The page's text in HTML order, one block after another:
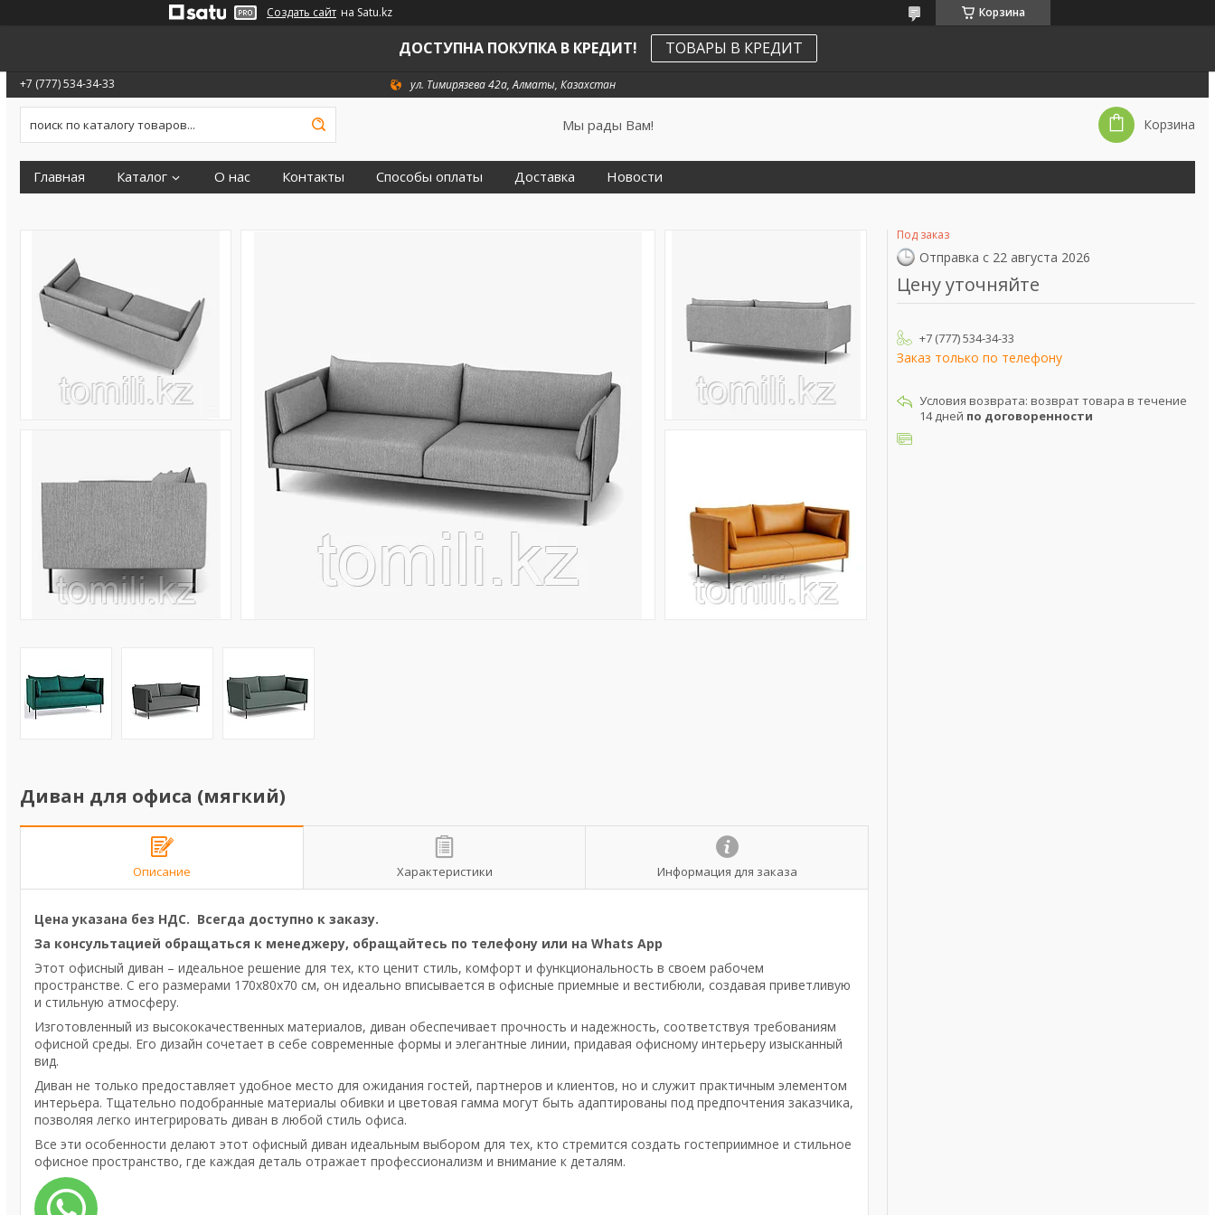
Создать сайт на Satu.kz Корзина
ДОСТУПНА ПОКУПКА В КРЕДИТ! ТОВАРЫ В КРЕДИТ
+7 (777) 534-34-33 ул. Тимирязева 42а, Алматы, Казахстан
Мы рады Вам! Корзина
Главная Каталог О нас Контакты Способы оплаты Доставка Новости
Диван для офиса (мягкий)
Описание Характеристики Информация для заказа
Цена указана без НДС. Всегда доступно к заказу.
За консультацией обращаться к менеджеру, обращайтесь по телефону или на Whats App
Этот офисный диван – идеальное решение для тех, кто ценит стиль, комфорт и функциональность в своем рабочем
пространстве. С его размерами 170х80х70 см, он идеально вписывается в офисные приемные и вестибюли, создавая приветливую
и стильную атмосферу.
Изготовленный из высококачественных материалов, диван обеспечивает прочность и надежность, соответствуя требованиям
офисной среды. Его дизайн сочетает в себе современные формы и элегантные линии, придавая офисному интерьеру изысканный
вид.
Диван не только предоставляет удобное место для ожидания гостей, партнеров и клиентов, но и служит практичным элементом
интерьера. Тщательно подобранные материалы обивки и цветовая гамма могут быть адаптированы под предпочтения заказчика,
позволяя легко интегрировать диван в любой стиль офиса.
Все эти особенности делают этот офисный диван идеальным выбором для тех, кто стремится создать гостеприимное и стильное
офисное пространство, где каждая деталь отражает профессионализм и внимание к деталям.
Под заказ
Отправка с 22 августа 2026
Цену уточняйте
+7 (777) 534-34-33
Заказ только по телефону
возврат товара в течение
14 дней по договоренности